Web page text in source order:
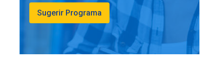
Sugerir Programa